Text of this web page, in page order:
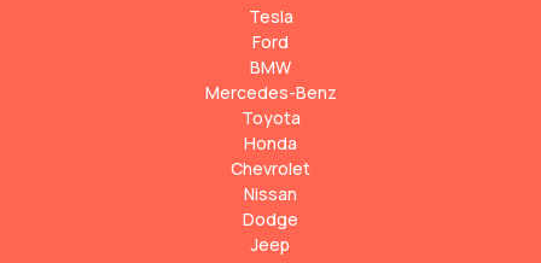
Tesla
Ford
BMW
Mercedes-Benz
Toyota
Honda
Chevrolet
Nissan
Dodge
Jeep